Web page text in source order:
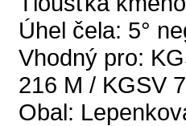
Úhel čela: 5°
Vhodný pro:
216 M / KGSV
Obal: